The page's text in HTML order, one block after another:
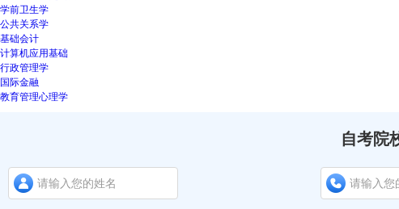
学前卫生学
公共关系学
基础会计
计算机应用基础
行政管理学
国际金融
教育管理心理学
自考院